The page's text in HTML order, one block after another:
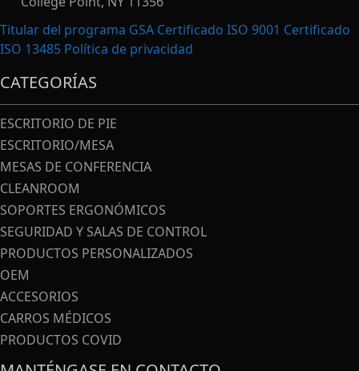
Titular del programa GSA Certificado ISO 9001 Certificado
ISO 13485 Política de privacidad
CATEGORÍAS
ESCRITORIO DE PIE
ESCRITORIO/MESA
MESAS DE CONFERENCIA
CLEANROOM
SOPORTES ERGONÓMICOS
SEGURIDAD Y SALAS DE CONTROL
PRODUCTOS PERSONALIZADOS
OEM
ACCESORIOS
CARROS MÉDICOS
PRODUCTOS COVID